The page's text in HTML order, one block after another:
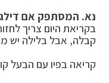
נא. המסתפק אם
בקריאת היום צריך
קבלה, אבל בלילה יש
קריאה בפיו עם הבעל